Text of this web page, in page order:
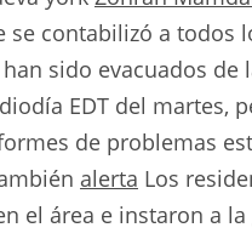
se contabilizó a todos
sido evacuados de
EDT del martes,
de problemas
alerta Los
el área e instaron a